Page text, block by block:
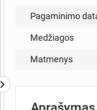
Pagaminimo
Medžiagos
Matmenys